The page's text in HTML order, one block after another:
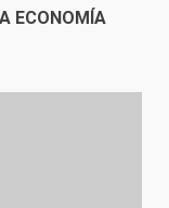
ECONOMÍA